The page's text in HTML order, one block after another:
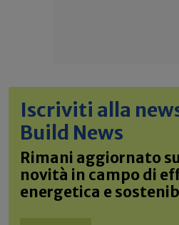
Iscriviti alla
Build News
Rimani aggiornato
novità in campo di
energetica e